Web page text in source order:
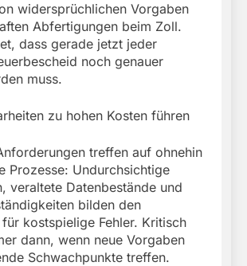
widersprüchlichen Vorgaben
Abfertigungen beim Zoll.
dass gerade jetzt jeder
noch genauer
muss.
zu hohen Kosten führen
treffen auf ohnehin
Prozesse: Undurchsichtige
veraltete Datenbestände und
bilden den
kostspielige Fehler. Kritisch
dann, wenn neue Vorgaben
Schwachpunkte treffen.